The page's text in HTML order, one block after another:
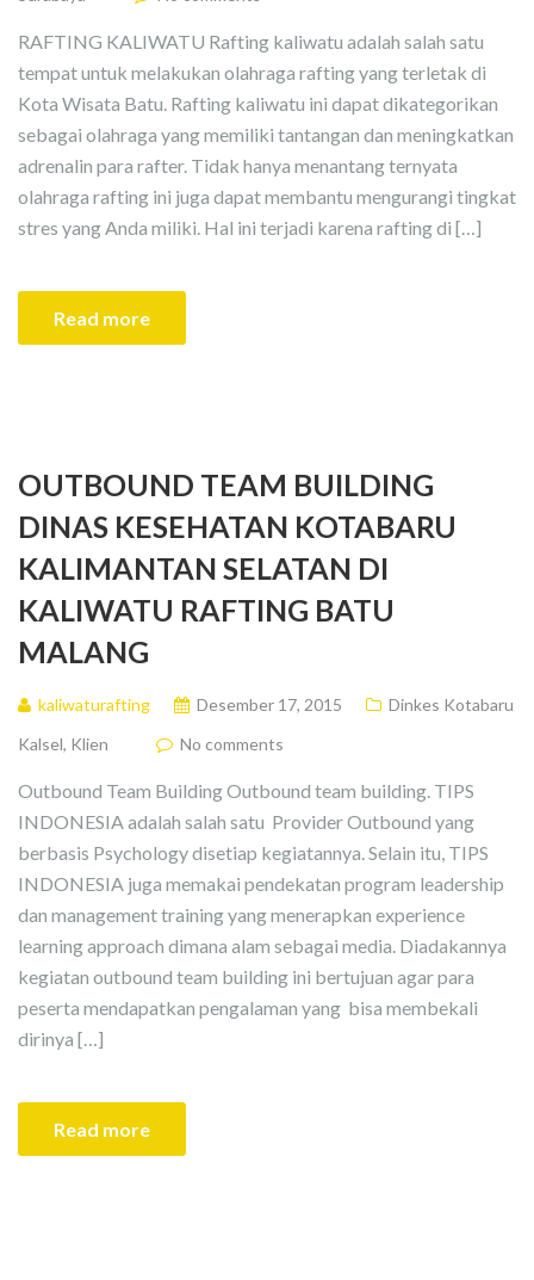
RAFTING KALIWATU Rafting kaliwatu adalah salah satu
tempat untuk melakukan olahraga rafting yang terletak di
Kota Wisata Batu. Rafting kaliwatu ini dapat dikategorikan
sebagai olahraga yang memiliki tantangan dan meningkatkan
adrenalin para rafter. Tidak hanya menantang ternyata
olahraga rafting ini juga dapat membantu mengurangi tingkat
stres yang Anda miliki. Hal ini terjadi karena rafting di […]
Read more
OUTBOUND TEAM BUILDING
DINAS KESEHATAN KOTABARU
KALIMANTAN SELATAN DI
KALIWATU RAFTING BATU
MALANG
kaliwaturafting Desember 17, 2015
Dinkes Kotabaru
Kalsel, Klien No comments
Outbound Team Building Outbound team building. TIPS
INDONESIA adalah salah satu Provider Outbound yang
berbasis Psychology disetiap kegiatannya. Selain itu, TIPS
INDONESIA juga memakai pendekatan program leadership
dan management training yang menerapkan experience
learning approach dimana alam sebagai media. Diadakannya
kegiatan outbound team building ini bertujuan agar para
peserta mendapatkan pengalaman yang bisa membekali
dirinya […]
Read more